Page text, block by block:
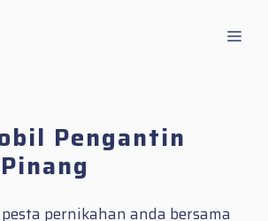
Pengantin
pernikahan anda bersama